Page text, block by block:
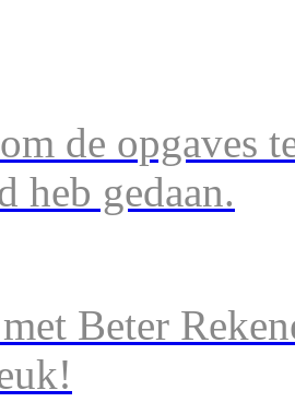
de opgaves
heb gedaan.
Beter